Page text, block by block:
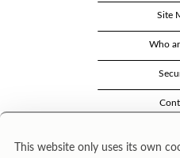
Site
Who
This website only uses its own